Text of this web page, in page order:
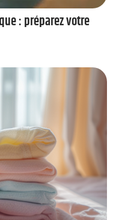
: préparez votre